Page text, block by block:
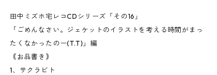
田中ミズホ宅レコCDシリーズ「その16」
「ごめんなさい。ジェケットのイラストを考える時間がまっ
たくなかったのー(T.T)」編
｟お品書き｠
1、サクラビト